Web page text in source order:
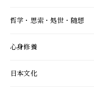
哲学・思索・処世・随想
心身修養
日本文化